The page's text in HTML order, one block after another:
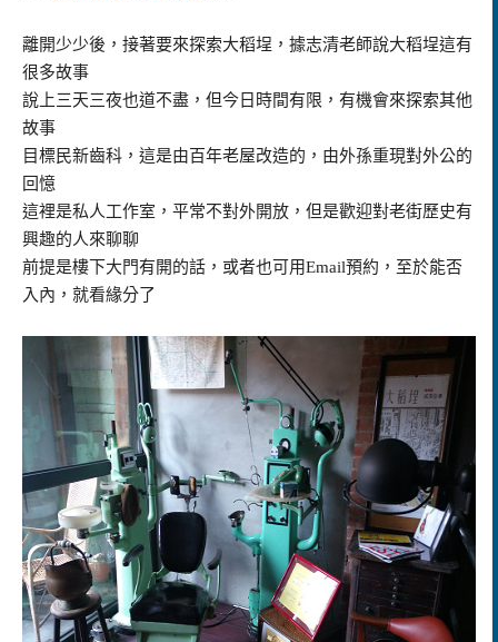
離開少少後，接著要來探索大稻埕，據志清老師說大稻埕這有
很多故事
說上三天三夜也道不盡，但今日時間有限，有機會來探索其他
故事
目標民新齒科，這是由百年老屋改造的，由外孫重現對外公的
回憶
這裡是私人工作室，平常不對外開放，但是歡迎對老街歷史有
興趣的人來聊聊
前提是樓下大門有開的話，或者也可用Email預約，至於能否
入內，就看緣分了